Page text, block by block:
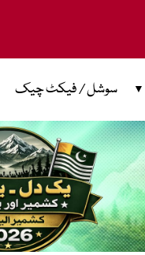
سوشل / فیکٹ چیک